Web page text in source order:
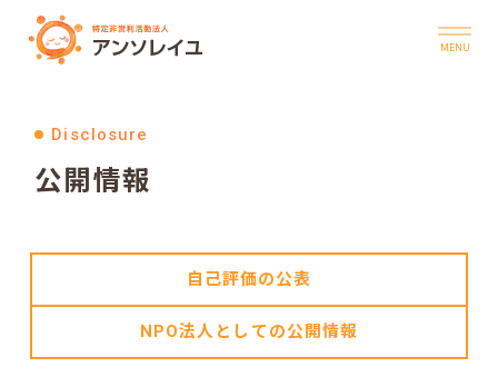
トップ
アンソレイユについて
お知らせ
公開情報
Disclosure
公開情報
自己評価の公表
NPO法人としての公開情報